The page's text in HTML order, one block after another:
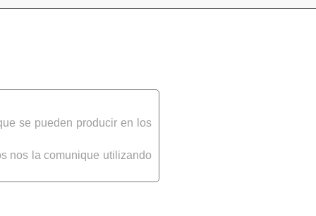
se pueden producir en los
nos la comunique utilizando